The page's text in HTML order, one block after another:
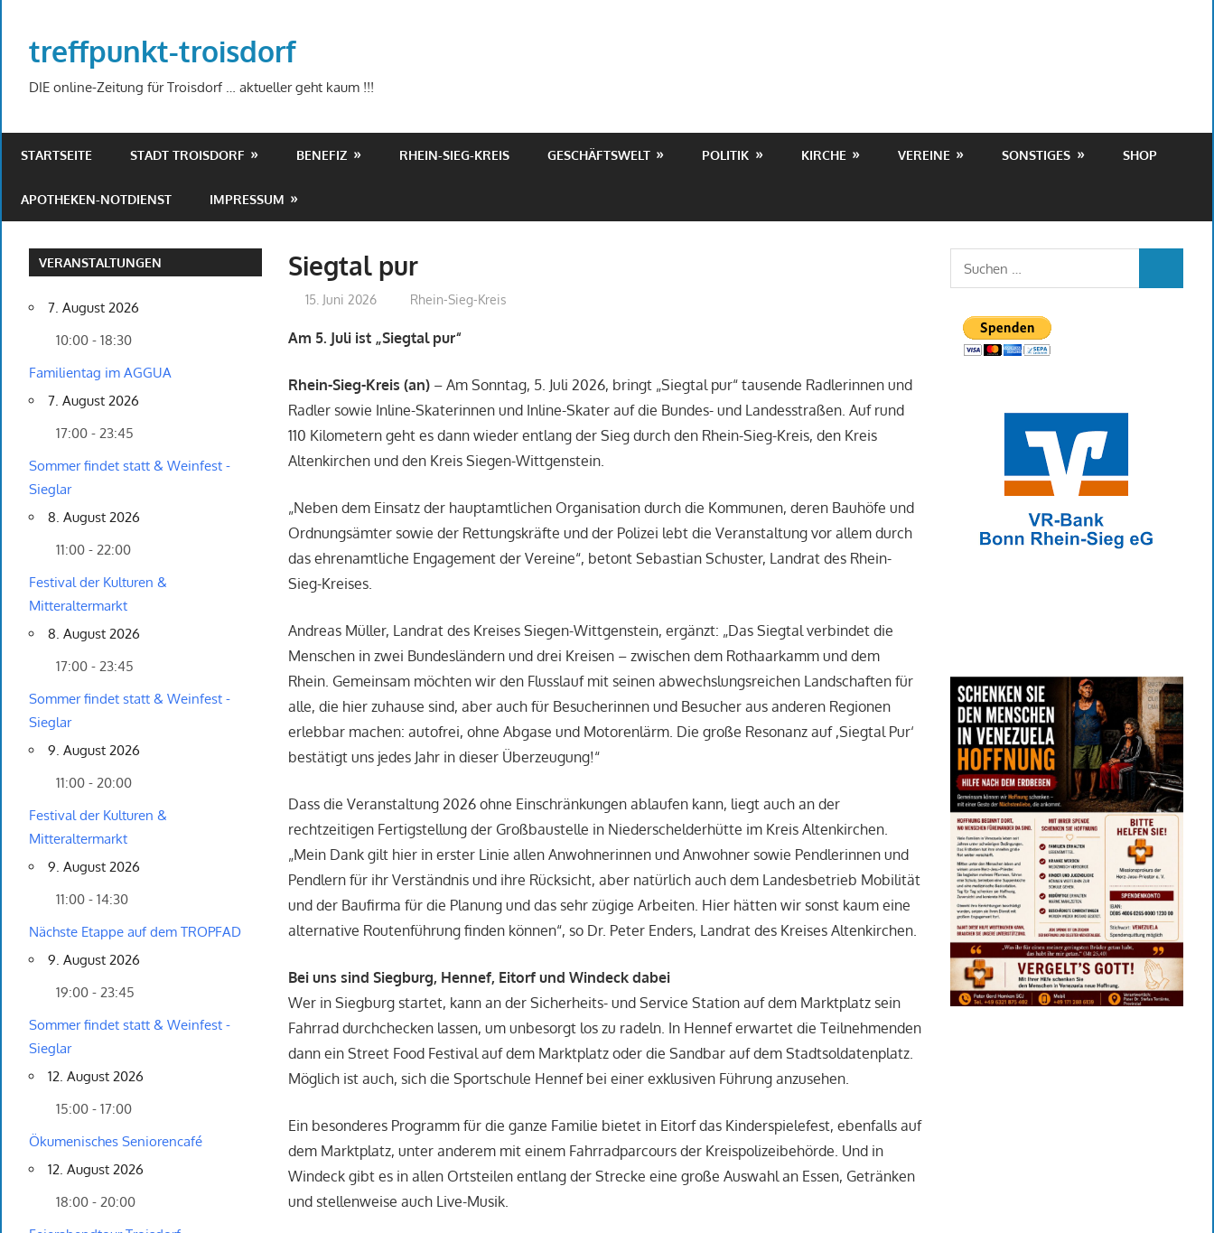
springen
treffpunkt-troisdorf
DIE online-Zeitung für Troisdorf … aktueller geht kaum !!!
STARTSEITE STADT TROISDORF BENEFIZ RHEIN-SIEG-KREIS GESCHÄFTSWELT POLITIK KIRCHE VEREINE SONSTIGES SHOP
APOTHEKEN-NOTDIENST IMPRESSUM
Siegtal pur
15. Juni 2026 treffpunkt
Rhein-Sieg-Kreis
Am 5. Juli ist „Siegtal pur“
Rhein-Sieg-Kreis (an) – Am Sonntag, 5. Juli 2026, bringt „Siegtal pur“ tausende Radlerinnen und
Radler sowie Inline-Skaterinnen und Inline-Skater auf die Bundes- und Landesstraßen. Auf rund
110 Kilometern geht es dann wieder entlang der Sieg durch den Rhein-Sieg-Kreis, den Kreis
Altenkirchen und den Kreis Siegen-Wittgenstein.
„Neben dem Einsatz der hauptamtlichen Organisation durch die Kommunen, deren Bauhöfe und
Ordnungsämter sowie der Rettungskräfte und der Polizei lebt die Veranstaltung vor allem durch
das ehrenamtliche Engagement der Vereine“, betont Sebastian Schuster, Landrat des Rhein-
Sieg-Kreises.
Andreas Müller, Landrat des Kreises Siegen-Wittgenstein, ergänzt: „Das Siegtal verbindet die
Menschen in zwei Bundesländern und drei Kreisen – zwischen dem Rothaarkamm und dem
Rhein. Gemeinsam möchten wir den Flusslauf mit seinen abwechslungsreichen Landschaften für
alle, die hier zuhause sind, aber auch für Besucherinnen und Besucher aus anderen Regionen
erlebbar machen: autofrei, ohne Abgase und Motorenlärm. Die große Resonanz auf ,Siegtal Pur‘
bestätigt uns jedes Jahr in dieser Überzeugung!“
Dass die Veranstaltung 2026 ohne Einschränkungen ablaufen kann, liegt auch an der
rechtzeitigen Fertigstellung der Großbaustelle in Niederschelderhütte im Kreis Altenkirchen.
„Mein Dank gilt hier in erster Linie allen Anwohnerinnen und Anwohner sowie Pendlerinnen und
Pendlern für ihr Verständnis und ihre Rücksicht, aber natürlich auch dem Landesbetrieb Mobilität
und der Baufirma für die Planung und das sehr zügige Arbeiten. Hier hätten wir sonst kaum eine
alternative Routenführung finden können“, so Dr. Peter Enders, Landrat des Kreises Altenkirchen.
Bei uns sind Siegburg, Hennef, Eitorf und Windeck dabei
Wer in Siegburg startet, kann an der Sicherheits- und Service Station auf dem Marktplatz sein
Fahrrad durchchecken lassen, um unbesorgt los zu radeln. In Hennef erwartet die Teilnehmenden
dann ein Street Food Festival auf dem Marktplatz oder die Sandbar auf dem Stadtsoldatenplatz.
Möglich ist auch, sich die Sportschule Hennef bei einer exklusiven Führung anzusehen.
Ein besonderes Programm für die ganze Familie bietet in Eitorf das Kinderspielefest, ebenfalls auf
dem Marktplatz, unter anderem mit einem Fahrradparcours der Kreispolizeibehörde. Und in
Windeck gibt es in allen Ortsteilen entlang der Strecke eine große Auswahl an Essen, Getränken
und stellenweise auch Live-Musik.
VERANSTALTUNGEN
7. August 2026
10:00 - 18:30
Familientag im AGGUA
7. August 2026
17:00 - 23:45
Sommer findet statt & Weinfest -
Sieglar
8. August 2026
11:00 - 22:00
Festival der Kulturen &
Mitteraltermarkt
8. August 2026
17:00 - 23:45
Sommer findet statt & Weinfest -
Sieglar
9. August 2026
11:00 - 20:00
Festival der Kulturen &
Mitteraltermarkt
9. August 2026
11:00 - 14:30
Nächste Etappe auf dem TROPFAD
9. August 2026
19:00 - 23:45
Sommer findet statt & Weinfest -
Sieglar
12. August 2026
15:00 - 17:00
Ökumenisches Seniorencafé
12. August 2026
18:00 - 20:00